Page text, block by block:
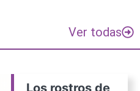
Ver todas
Los rostros de